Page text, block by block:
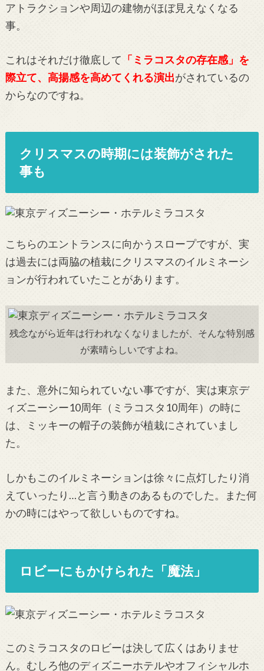
アトラクションや周辺の建物がほぼ見えなくなる
事。
これはそれだけ徹底して 「ミラコスタの存在感」を
際立て、高揚感を高めてくれる演出がされているの
からなのですね。
クリスマスの時期には装飾がされた
事も
こちらのエントランスに向かうスロープですが、実
は過去には両脇の植栽にクリスマスのイルミネーシ
ョンが行われていたことがあります。
残念ながら近年は行われなくなりましたが、そんな特別感
が素晴らしいですよね。
また、意外に知られていない事ですが、実は東京デ
ィズニーシー10周年（ミラコスタ10周年）の時に
は、ミッキーの帽子の装飾が植栽にされていまし
た。
しかもこのイルミネーションは徐々に点灯したり消
えていったり…と言う動きのあるものでした。また何
かの時にはやって欲しいものですね。
ロビーにもかけられた「魔法」
このミラコスタのロビーは決して広くはありませ
ん。むしろ他のディズニーホテルやオフィシャルホ